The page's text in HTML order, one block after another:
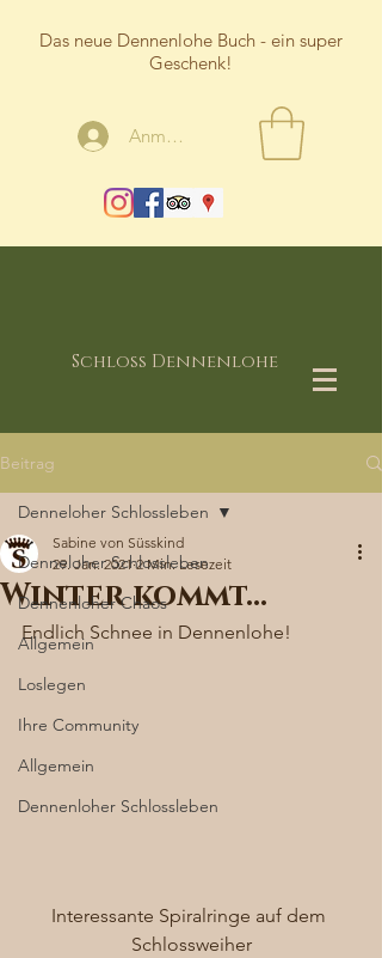
Das neue Dennenlohe Buch - ein super
Geschenk!
Anmelden
Schloss Dennenlohe
Beitrag
Denneloher Schlossleben
Dennenloher Chaos
Allgemein
Loslegen
Ihre Community
Allgemein
Dennenloher Schlossleben
Denneloher Schlossleben
Winter kommt…
Sabine von Süsskind
29. Jan. 2021 2 Min. Lesezeit
Endlich Schnee in Dennenlohe!
Interessante Spiralringe auf dem
Schlossweiher